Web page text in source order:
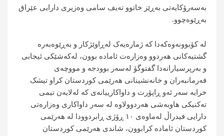
بەسەرۆکایەتی بەڕێز خاتوو تەیف سامی وەزیری دارایی عێراق
بەڕێوەچوو.
لە کۆبوونەوەکەدا کە ژمارەیەک لەڕاوێژکار و بەڕێوەبەرە
گشتیەکانی هەردوو وەزارەت ئامادە بوون، لەکەشێکی ئیجابی
و بەرپرسیارانەدا گفتوگۆ لەسەر بوودجە و مووچەی
فەرمانبەران و خانەنشینانی هەرێمی کوردستان کراو تیشک
خرایە سەر ئەو ڕاپۆرت و داواکارییانەی کە لەلایەن تیمی
تەکنیکی هاوبەشی هەردوولاوە لە سەر داواکاری وەزارەتی
دارایی فیدراڵ لەماوەی ١٠ ڕۆژی ڕابردوودا لە هەرێمی
کوردستان ئامادە کرابوون، شاندی هەرێمی کوردستان